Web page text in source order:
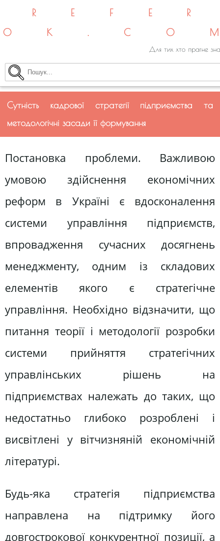
Для тих хто прагне
Сутність кадрової стратегії підприємства та
методологічні засади її формування
Постановка проблеми. Важливою
умовою здійснення економічних
реформ в Україні є вдосконалення
системи управління підприємств,
впровадження сучасних досягнень
менеджменту, одним із складових
елементів якого є стратегічне
управління. Необхідно відзначити, що
питання теорії і методології розробки
системи прийняття стратегічних
управлінських рішень на
підприємствах належать до таких, що
недостатньо глибоко розроблені і
висвітлені у вітчизняній економічній
літературі.
Будь-яка стратегія підприємства
направлена на підтримку його
довгострокової конкурентної позиції, а